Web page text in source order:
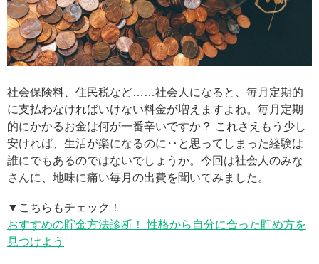
社会保険料、住民税など……社会人になると、毎月定期的
に支払わなければいけない料金が増えますよね。毎月定期
的にかかるお金は何が一番辛いですか？ これさえもう少し
安ければ、生活が楽になるのに‥と思ってしまった経験は
誰にでもあるのではないでしょうか。今回は社会人のみな
さんに、地味に痛い毎月の出費を聞いてみました。
▼こちらもチェック！
おすすめの貯金方法診断！ 性格から自分に合った貯め方を
見つけよう